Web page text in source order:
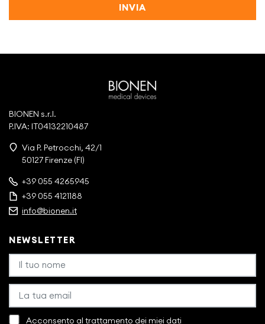
INVIA
BIONEN s.r.l.
P.IVA: IT04132210487
Via P. Petrocchi, 42/1
50127 Firenze (FI)
+39 055 4265945
+39 055 4121188
info@bionen.it
NEWSLETTER
Acconsento al trattamento dei miei dati